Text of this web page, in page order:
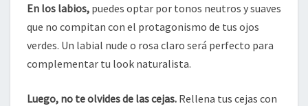
En los labios, puedes optar por tonos neutros y suaves
que no compitan con el protagonismo de tus ojos
verdes. Un labial nude o rosa claro será perfecto para
complementar tu look naturalista.
Luego, no te olvides de las cejas. Rellena tus cejas con